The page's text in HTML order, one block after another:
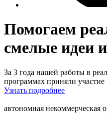
Помогаем
смелые идеи
За 3 года нашей работы в
программах приняли участие
Узнать подробнее
автономная некоммерческая